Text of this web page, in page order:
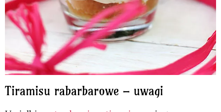
Tiramisu rabarbarowe – uwagi